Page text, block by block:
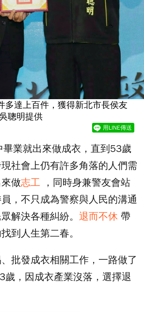
多達上百件，獲得新北市長侯友
聰明提供
用LINE傳送
業就出來做成衣，直到53歲
社會上仍有許多角落的人們需
做志工
，同時身兼警友會站
，不只成為警察與人民的溝通
解決各種糾紛。 退而不休 帶
到人生第二春。
批發成衣相關工作，一路做了
歲，因成衣產業沒落，選擇退